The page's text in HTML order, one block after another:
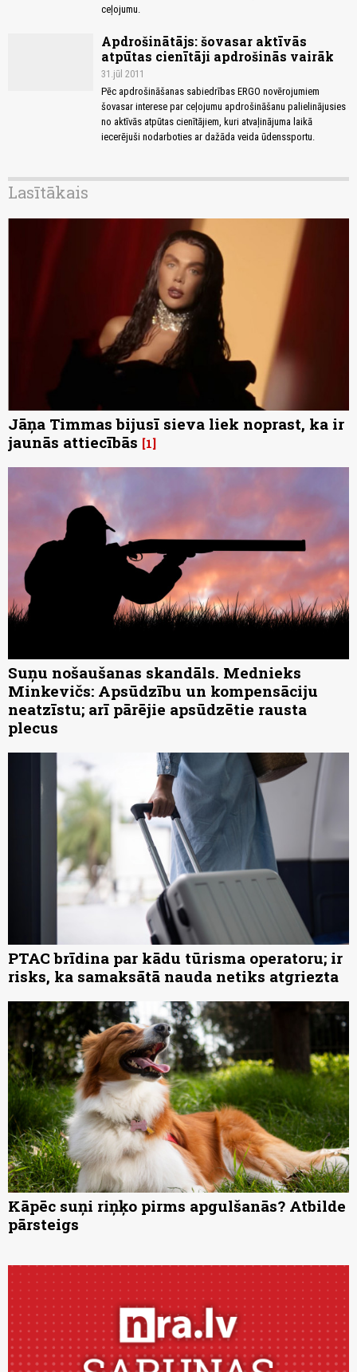
ceļojumu.
Apdrošinātājs: šovasar aktīvās
atpūtas cienītāji apdrošinās vairāk
31.jūl 2011
Pēc apdrošināšanas sabiedrības ERGO novērojumiem
šovasar interese par ceļojumu apdrošināšanu palielinājusies
no aktīvās atpūtas cienītājiem, kuri atvaļinājuma laikā
iecerējuši nodarboties ar dažāda veida ūdenssportu.
Lasītākais
Jāņa Timmas bijusī sieva liek noprast, ka ir
jaunās attiecībās 1
Suņu nošaušanas skandāls. Mednieks
Minkevičs: Apsūdzību un kompensāciju
neatzīstu; arī pārējie apsūdzētie rausta
plecus
PTAC brīdina par kādu tūrisma operatoru; ir
risks, ka samaksātā nauda netiks atgriezta
Kāpēc suņi riņķo pirms apgulšanās? Atbilde
pārsteigs